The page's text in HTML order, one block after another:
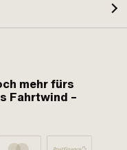
mehr fürs
Fahrtwind –